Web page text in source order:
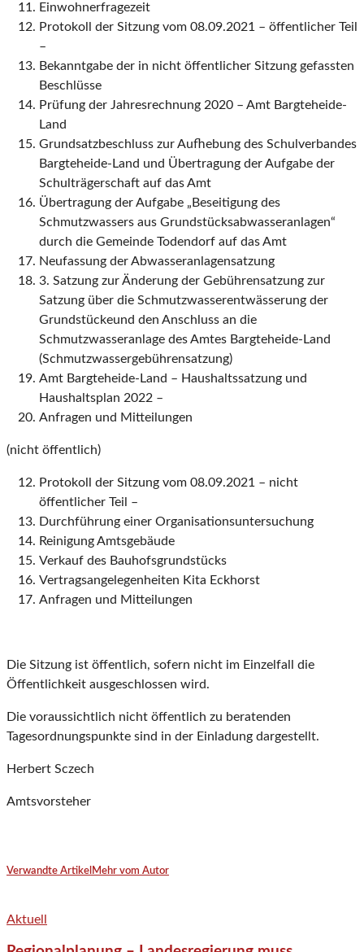
Einwohnerfragezeit
Protokoll der Sitzung vom 08.09.2021 – öffentlicher Teil
–
Bekanntgabe der in nicht öffentlicher Sitzung gefassten
Beschlüsse
Prüfung der Jahresrechnung 2020 – Amt Bargteheide-
Land
Grundsatzbeschluss zur Aufhebung des Schulverbandes
Bargteheide-Land und Übertragung der Aufgabe der
Schulträgerschaft auf das Amt
Übertragung der Aufgabe „Beseitigung des
Schmutzwassers aus Grundstücksabwasseranlagen“
durch die Gemeinde Todendorf auf das Amt
Neufassung der Abwasseranlagensatzung
3. Satzung zur Änderung der Gebührensatzung zur
Satzung über die Schmutzwasserentwässerung der
Grundstückeund den Anschluss an die
Schmutzwasseranlage des Amtes Bargteheide-Land
(Schmutzwassergebührensatzung)
Amt Bargteheide-Land – Haushaltssatzung und
Haushaltsplan 2022 –
Anfragen und Mitteilungen
(nicht öffentlich)
Protokoll der Sitzung vom 08.09.2021 – nicht
öffentlicher Teil –
Durchführung einer Organisationsuntersuchung
Reinigung Amtsgebäude
Verkauf des Bauhofsgrundstücks
Vertragsangelegenheiten Kita Eckhorst
Anfragen und Mitteilungen
Die Sitzung ist öffentlich, sofern nicht im Einzelfall die
Öffentlichkeit ausgeschlossen wird.
Die voraussichtlich nicht öffentlich zu beratenden
Tagesordnungspunkte sind in der Einladung dargestellt.
Herbert Sczech
Amtsvorsteher
Verwandte Artikel Mehr vom Autor
Aktuell